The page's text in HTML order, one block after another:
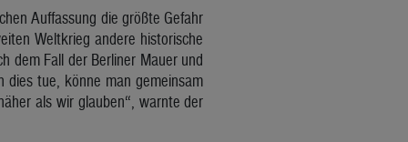
Auffassung die größte Gefahr
Weltkrieg andere historische
dem Fall der Berliner Mauer und
dies tue, könne man gemeinsam
als wir glauben“, warnte der